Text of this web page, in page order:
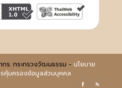
ร. กระทรวงวัฒนธรรม - นโยบาย
รคุ้มครองข้อมูลส่วนบุคคล